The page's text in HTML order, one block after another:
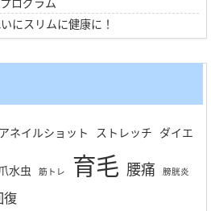
にスリムに健康に！
ネイルショット ストレッチ ダイエ
水虫 筋トレ 育毛 腰痛 膀胱炎
復